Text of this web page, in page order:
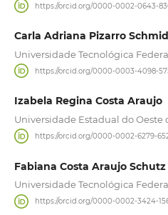
https://orcid.org/0000-0002-0643-
Carla Adriana Pizarro
Universidade Tecnológica
https://orcid.org/0000-0003-4098-
Izabela Regina Costa Araujo
Universidade Estadual do Oeste
https://orcid.org/0000-0002-6279-
Fabiana Costa Araujo Schutz
Universidade Tecnológica
https://orcid.org/0000-0002-3424-